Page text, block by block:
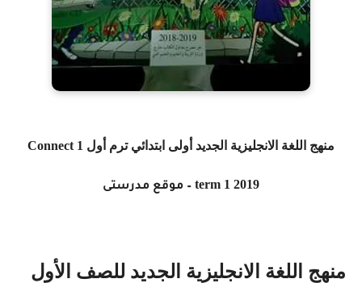
منهج اللغة الانجليزية الجديد أولى ابتدائي ترم أول Connect 1
term 1 2019 – موقع مدرستى
منهج اللغة الانجليزية الجديد للصف الأول